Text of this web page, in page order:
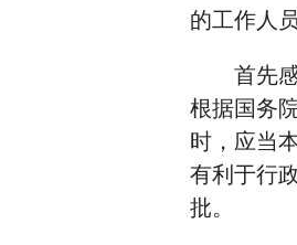
的工作人
首先感
根据国务
时，应当
有利于行
批。